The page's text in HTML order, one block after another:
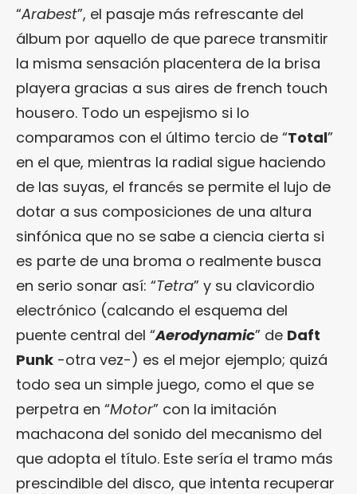
“Arabest”, el pasaje más refrescante del
álbum por aquello de que parece transmitir
la misma sensación placentera de la brisa
playera gracias a sus aires de french touch
housero. Todo un espejismo si lo
comparamos con el último tercio de “Total”
en el que, mientras la radial sigue haciendo
de las suyas, el francés se permite el lujo de
dotar a sus composiciones de una altura
sinfónica que no se sabe a ciencia cierta si
es parte de una broma o realmente busca
en serio sonar así: “Tetra” y su clavicordio
electrónico (calcando el esquema del
puente central del “Aerodynamic” de Daft
Punk -otra vez-) es el mejor ejemplo; quizá
todo sea un simple juego, como el que se
perpetra en “Motor” con la imitación
machacona del sonido del mecanismo del
que adopta el título. Este sería el tramo más
prescindible del disco, que intenta recuperar